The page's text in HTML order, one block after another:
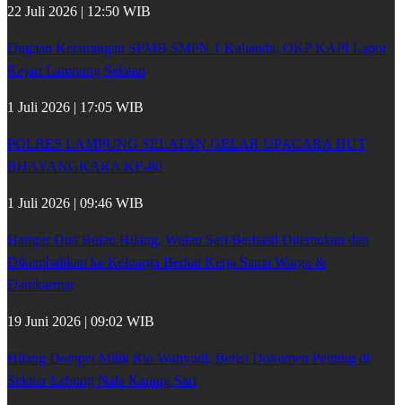
22 Juli 2026 | 12:50 WIB
Dugaan Kecurangan SPMB SMPN 1 Kalianda, OKP KAPI Lapor
Kejari Lampung Selatan
1 Juli 2026 | 17:05 WIB
POLRES LAMPUNG SELATAN GELAR UPACARA HUT
BHAYANGKARA KE-80
1 Juli 2026 | 09:46 WIB
Hampir Dua Bulan Hilang, Wulan Sari Berhasil Ditemukan dan
Dikembalikan ke Keluarga Berkat Kerja Sama Warga &
Damkarmat
19 Juni 2026 | 09:02 WIB
Hilang Dompet Milik Rio Wahyudi, Berisi Dokumen Penting di
Sekitar Lebung Nala Karang Sari